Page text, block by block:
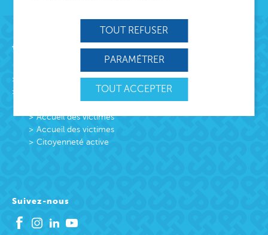
Acteur de lien social
Protection Enfance et Familles
Accueil des victimes
Accueil des victimes
Citoyenneté active
Suivez-nous
TOUT ACCEPTER
TOUT REFUSER
PARAMÉTRER